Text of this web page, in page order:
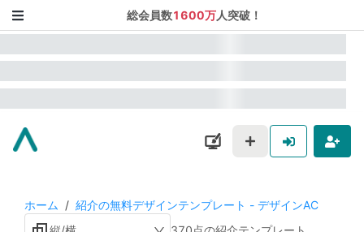
総会員数1600万人突破！
ホーム / 紹介の無料デザインテンプレート - デザインAC